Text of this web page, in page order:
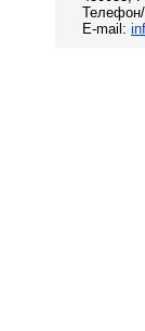
E-mail: